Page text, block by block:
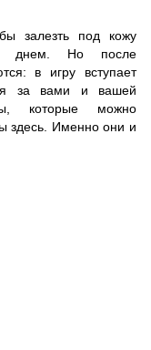
залезть под кожу
днем. Но после
в игру вступает
за вами и вашей
которые можно
здесь. Именно они и